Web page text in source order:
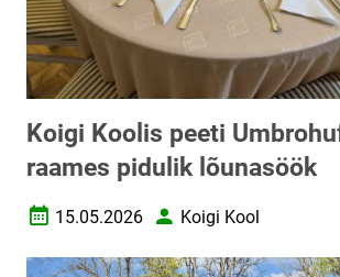
Koigi Koolis peeti
raames pidulik lõunasöök
Loomise kuupäev
15.05.2026 AutorKoigi Kool